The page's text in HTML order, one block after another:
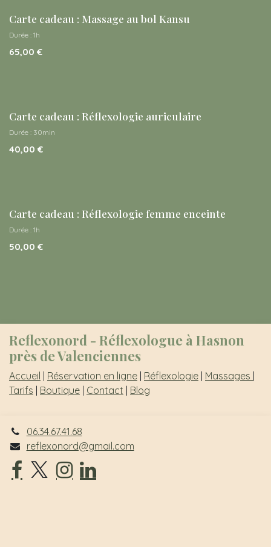
Carte cadeau : Massage au bol Kansu
Durée : 1h
65,00 €
Carte cadeau : Réflexologie auriculaire
Durée : 30min
40,00 €
Carte cadeau : Réflexologie femme enceinte
Durée : 1h
50,00 €
Reflexonord - Réflexologue à Hasnon
près de Valenciennes
Accueil Réservation en ligne Réflexologie Massages
Tarifs
Boutique Contact Blog
06.34.67.41.68
reflexonord@gmail.com